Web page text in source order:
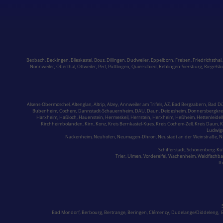
Bexbach, Beckingen, Blieskastel, Bous, Dillingen, Dudweiler, Eppelborn, Freisen, Friedrichsthal,
Nonnweiler,Oberthal,Ottweiler, Perl, Püttlingen,Quierschied, Rehlingen-Siersburg,
Alsens-Obermoschel,Altenglan, Altrip,Alzey, Annweiler am Trifels, AZ, Bad Bergzabern, Bad
Bubenheim,Cochem,Dannstadt-Schauernheim, DAU, Daun, Deidesheim,
Harxheim, Haßloch, Hauenstein, Hermeskeil, Herrstein, Herxheim, Heßheim,
Kirchheimbolanden, Kirn, Konz, Kreis Bernkastel-Kues, Kreis Cochem-Zell, Kreis Daun,
Nackenheim, Neuhofen, Neumagen-Dhron, Neustadt an der Weinstraße,
Schifferstadt,Schönenberg-
Trier, Ulmen, Vordereifel, Wachenheim,
Bad Mondorf, Berbourg, Bertrange, Beringen,Clémency, Dudelange/Diddeleng,